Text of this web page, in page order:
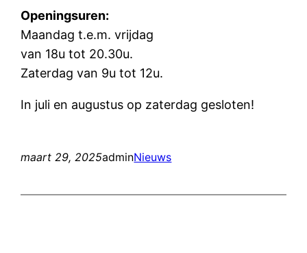
Openingsuren:
Maandag t.e.m. vrijdag
van 18u tot 20.30u.
Zaterdag van 9u tot 12u.
In juli en augustus op zaterdag gesloten!
maart 29, 2025adminNieuws